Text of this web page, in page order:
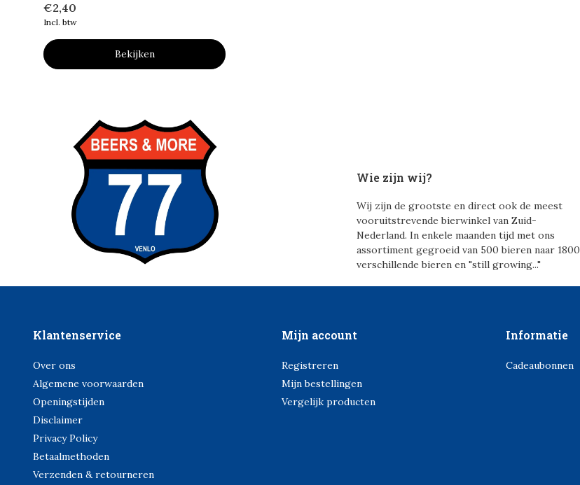
€2,40
Incl. btw
Bekijken
Wie zijn wij?
Wij zijn de grootste en direct ook de meest
vooruitstrevende bierwinkel van Zuid-
Nederland. In enkele maanden tijd met ons
assortiment gegroeid van 500 bieren naar 1800
verschillende bieren en "still growing..."
Klantenservice
Over ons
Algemene voorwaarden
Openingstijden
Disclaimer
Privacy Policy
Betaalmethoden
Verzenden & retourneren
Mijn account
Registreren
Mijn bestellingen
Vergelijk producten
Informatie
Cadeaubonnen